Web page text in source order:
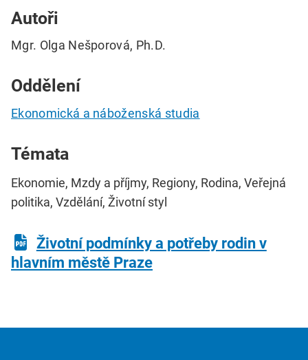
Autoři
Mgr. Olga Nešporová, Ph.D.
Oddělení
Ekonomická a náboženská studia
Témata
Ekonomie, Mzdy a příjmy, Regiony, Rodina, Veřejná
politika, Vzdělání, Životní styl
Životní podmínky a potřeby rodin v
hlavním městě Praze